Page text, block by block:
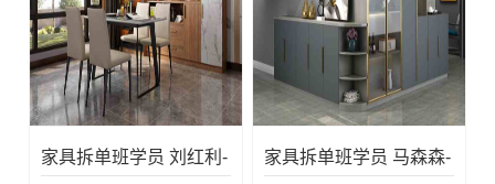
家具拆单班学员 刘红利- 家具拆单班学员 马森森-